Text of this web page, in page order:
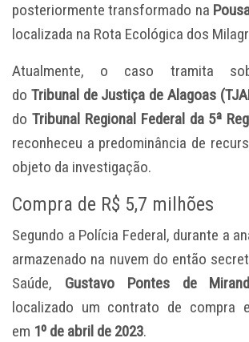
posteriormente transformado na
localizada na Rota Ecológica dos
Atualmente, o caso tramita
do Tribunal de Justiça de Alagoas
do Tribunal Regional Federal da 5ª
reconheceu a predominância de
objeto da investigação.
Compra de R$ 5,7 milhões
Segundo a Polícia Federal, durante a
armazenado na nuvem do então
Saúde, Gustavo Pontes de
localizado um contrato de compra
em 1º de abril de 2023.